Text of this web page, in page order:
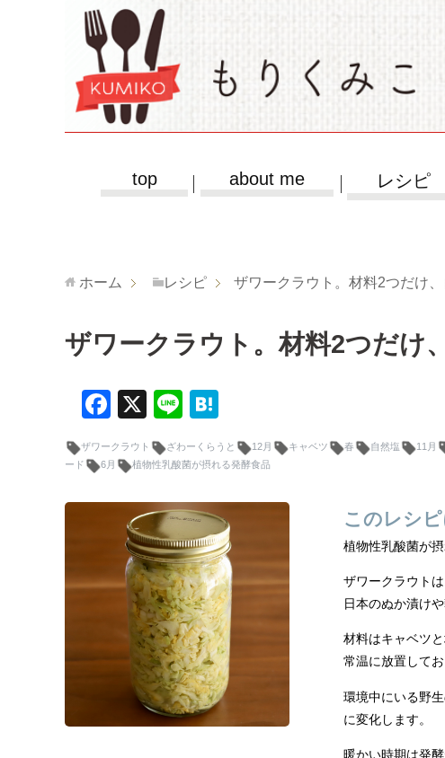
top about me レシピ
ホーム レシピ ザワークラウト。材料2つだけ、
ザワークラウト。材料2つだけ
F
c
o
o
X
Li
e
at
e
a
ザワークラウト ざわーくらうと 12月 キャベツ 春 自然塩 11月
ード
6月 植物性乳酸菌が摂れる発酵食品
このレシ
植物性乳酸菌が摂
ザワークラウト
日本のぬか漬け
材料はキャベツと
常温に放置して
環境中にいる野
に変化します。
暖かい時期は発